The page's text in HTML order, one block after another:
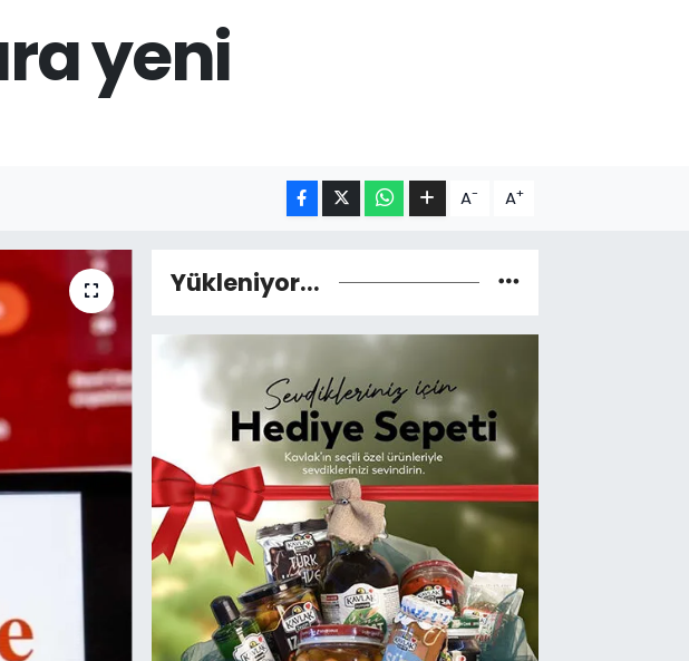
yeni
A- A+
Yükleniyor...